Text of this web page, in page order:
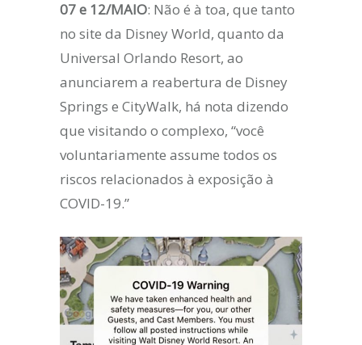
07 e 12/MAIO: Não é à toa, que tanto
no site da Disney World, quanto da
Universal Orlando Resort, ao
anunciarem a reabertura de Disney
Springs e CityWalk, há nota dizendo
que visitando o complexo, “você
voluntariamente assume todos os
riscos relacionados à exposição à
COVID-19.”